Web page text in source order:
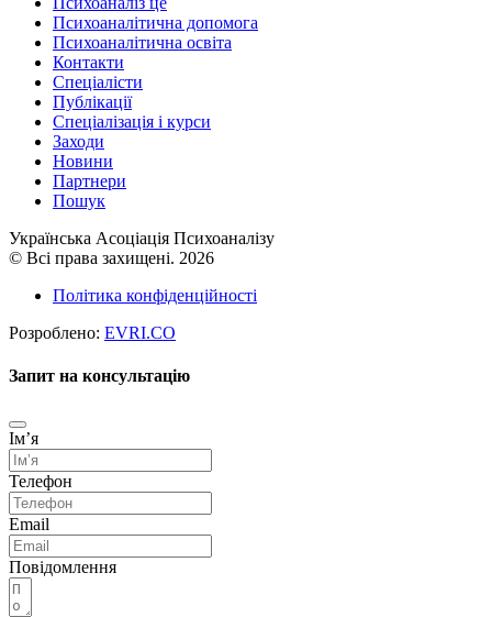
Психоаналітична допомога
Психоаналітична освіта
Контакти
Спеціалісти
Публікації
Cпеціалізація і курси
Заходи
Новини
Партнери
Пошук
Українська Асоціація Психоаналізу
© Всі права захищені. 2026
Політика конфіденційності
Розроблено: EVRI.CO
Запит на консультацію
Імʼя
Телефон
Email
Повідомлення